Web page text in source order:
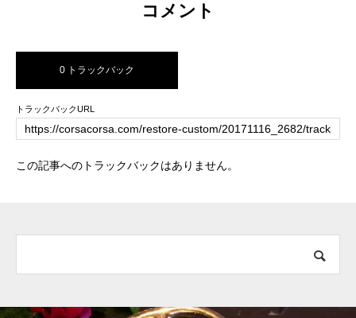
コメント
0 トラックバック
トラックバックURL
この記事へのトラックバックはありません。